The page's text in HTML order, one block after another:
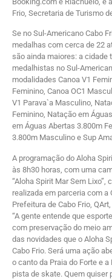
Frio, Secretaria de Turismo
Se no Sul-Americano Cabo
medalhas com cerca de 22
são ainda maiores: a cidade
medalhistas no Sul-
modalidades Canoa V1
Feminino, Canoa OC1
V1 Parava`a Masculino,
Feminino, Natação em
em Águas Abertas 3.800m
3.800m Masculino e Sup
A programação do Aloha
às 8h30 horas, com uma
“Aloha Spirit Mar Sem Lixo”,
realizada em parceria com a
Prefeitura de Cabo Frio,
“A gente entende que
com preservação do meio
das novidades que o Aloha
Cabo Frio. Será uma ação
o canto da Praia do Forte e
pista de skate. Quem quiser